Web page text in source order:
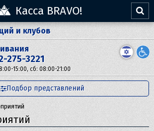
Касса BRAVO!
и клубов
275-3221
15:00, сб: 08:00-21:00
Подбор представлений